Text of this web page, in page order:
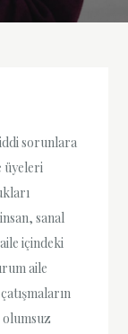
sorunlara
üyeleri
sanal
içindeki
aile
olumsuz